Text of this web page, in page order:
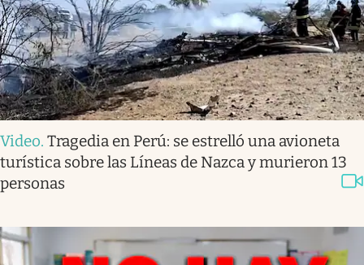
Video. Tragedia en Perú: se estrelló una avioneta
turística sobre las Líneas de Nazca y murieron 13
personas